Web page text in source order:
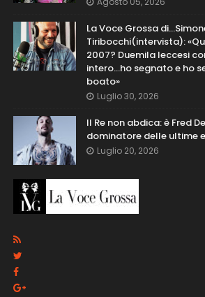
La Voce Grossa
Tiribocchi(intervista):
2007? Duemila leccesi
intero...ho segnato e ho
boato»
Luglio 30, 2026
Il Re non abdica: è Fred
dominatore delle ultime
Luglio 20, 2026